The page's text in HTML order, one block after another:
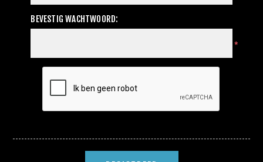
BEVESTIG WACHTWOORD:
*